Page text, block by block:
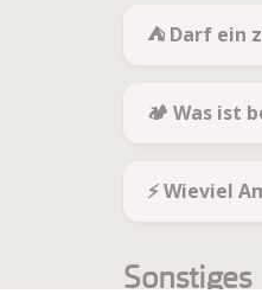
⛺ Darf ein
🏕️ Was ist
⚡️ Wieviel
Sonstiges